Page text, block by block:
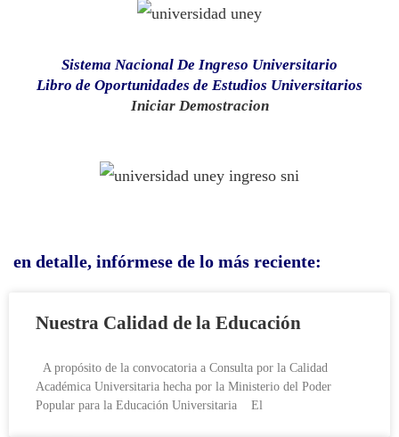
Sistema Nacional De Ingreso Universitario
Libro de Oportunidades de Estudios Universitarios
Iniciar Demostracion
en detalle, infórmese de lo más reciente:
Nuestra Calidad de la Educación
A propósito de la convocatoria a Consulta por la Calidad
Académica Universitaria hecha por la Ministerio del Poder
Popular para la Educación Universitaria El